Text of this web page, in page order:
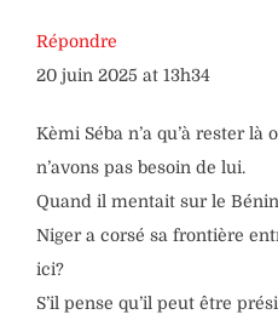
Répondre
20 juin 2025 at 13h34
Kèmi Séba n’a qu’à rester là
n’avons pas besoin de lui.
Quand il mentait sur le
Niger a corsé sa frontière
ici?
S’il pense qu’il peut être